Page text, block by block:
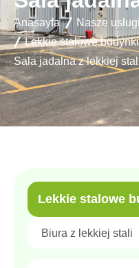
Anasayfa Nasze usługi
Lekkie stalowe
Sala jadalna z lekkiej
Lekkie stalowe
Biura z lekkiej stali